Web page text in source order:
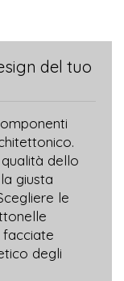
del tuo
dello
giusta
le
facciate
degli